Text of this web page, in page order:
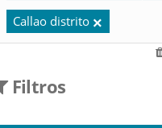
Callao distrito
Filtros